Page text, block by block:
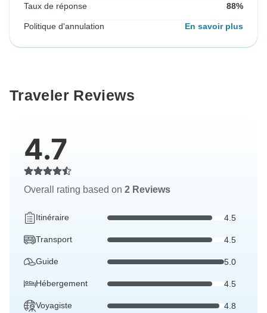
Taux de réponse 88%
Politique d'annulation En savoir plus
Traveler Reviews
4.7
Overall rating based on 2 Reviews
Itinéraire 4.5
Transport 4.5
Guide 5.0
Hébergement 4.5
Voyagiste 4.8